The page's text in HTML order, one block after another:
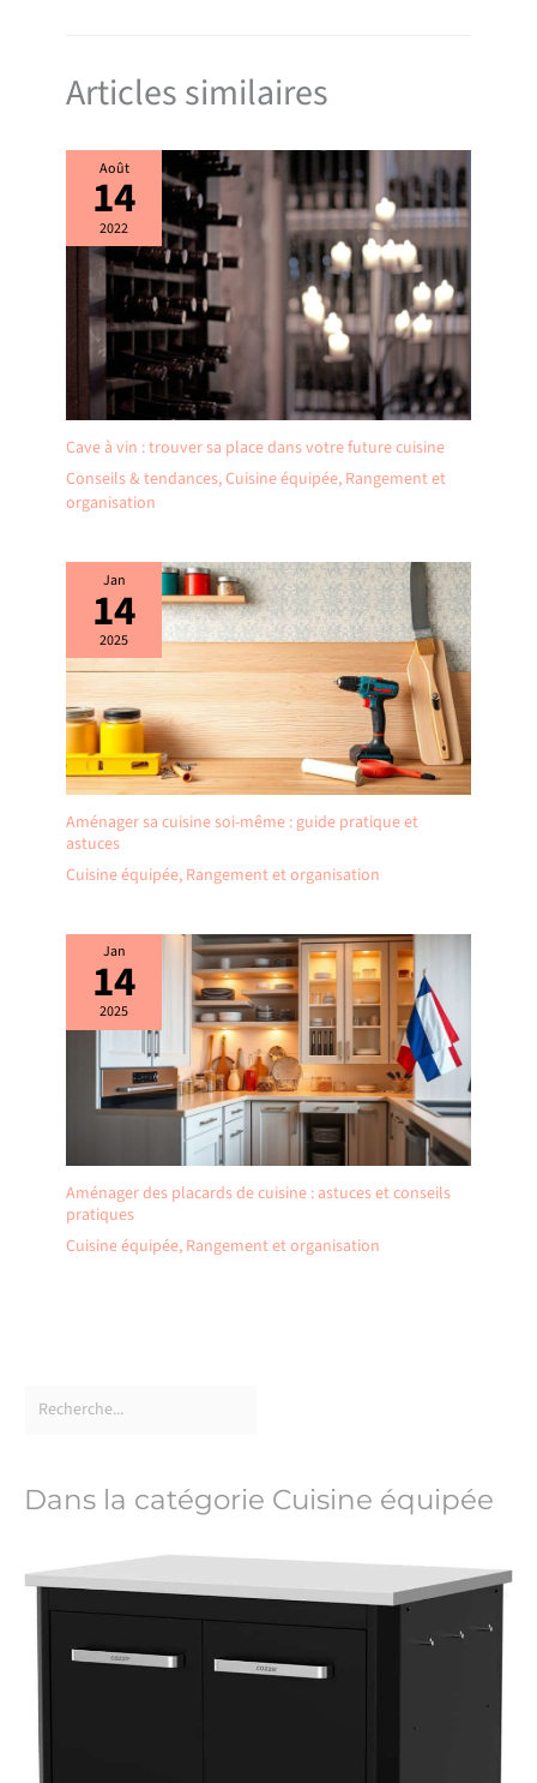
Articles similaires
Août
14
2022
Cave à vin : trouver sa place dans votre future cuisine
Conseils & tendances,Cuisine équipée, Rangement et
organisation
Jan
14
2025
Aménager sa cuisine soi-même : guide pratique et
astuces
Cuisine équipée, Rangement et organisation
Jan
14
2025
Aménager des placards de cuisine : astuces et conseils
pratiques
Cuisine équipée, Rangement et organisation
Dans la catégorie Cuisine équipée